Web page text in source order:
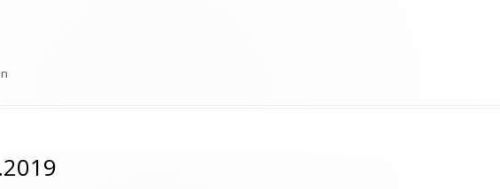
Lernateliers: Podiumsgespräch, 30.1. 2019"